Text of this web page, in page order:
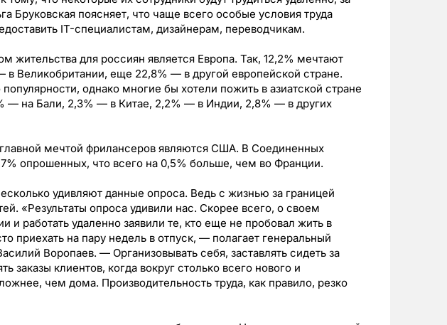
Бруковская поясняет, что чаще всего особые условия труда
IT-специалистам, дизайнерам, переводчикам.
для россиян является Европа. Так, 12,2% мечтают
Великобритании, еще 22,8% — в другой европейской стране.
однако многие бы хотели пожить в азиатской стране
— на Бали, 2,3% — в Китае, 2,2% — в Индии, 2,8% — в других
мечтой фрилансеров являются США. В Соединенных
опрошенных, что всего на 0,5% больше, чем во Франции.
удивляют данные опроса. Ведь с жизнью за границей
«Результаты опроса удивили нас. Скорее всего, о своем
и работать удаленно заявили те, кто еще не пробовал жить в
приехать на пару недель в отпуск, — полагает генеральный
Воропаев. — Организовывать себя, заставлять сидеть за
заказы клиентов, когда вокруг столько всего нового и
чем дома. Производительность труда, как правило, резко